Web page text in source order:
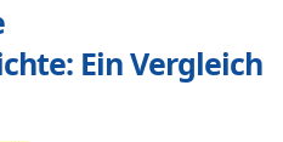
Ein Vergleich